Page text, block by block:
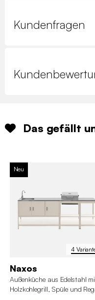
Kundenfragen
Das gefällt
4
Neu
Naxos
Außenküche aus Edelstahl
Holzkohlegrill, Spüle und